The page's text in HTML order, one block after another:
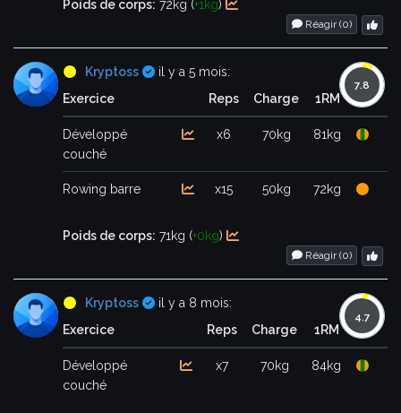
Poids de corps: 72kg (+1kg)
Réagir (0)
Kryptoss Certifié
il y a 5 mois:
Exercice
Reps Charge 1RM
Développé
couché
x6 70kg 81kg
Rowing barre x15 50kg 72kg
Poids de corps: 71kg (+0kg)
Réagir (0)
Kryptoss Certifié
il y a 8 mois:
Exercice
Reps Charge 1RM
Développé
couché
x7 70kg 84kg